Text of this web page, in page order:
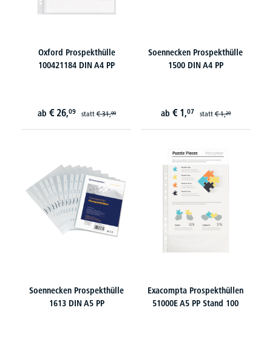
Oxford Prospekthülle
100421184 DIN A4 PP
ab € 26,09 statt€ 31,99
Soennecken Prospekthülle
1500 DIN A4 PP
ab € 1,07 statt€ 1,29
Soennecken Prospekthülle
1613 DIN A5 PP
Exacompta Prospekthüllen
51000E A5 PP Stand 100